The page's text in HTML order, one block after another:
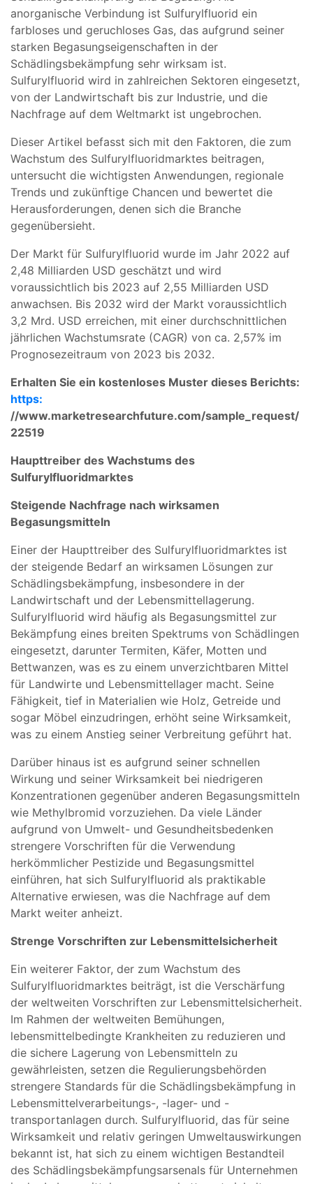
anorganische Verbindung ist Sulfurylfluorid ein
farbloses und geruchloses Gas, das aufgrund seiner
starken Begasungseigenschaften in der
Schädlingsbekämpfung sehr wirksam ist.
Sulfurylfluorid wird in zahlreichen Sektoren eingesetzt,
von der Landwirtschaft bis zur Industrie, und die
Nachfrage auf dem Weltmarkt ist ungebrochen.
Dieser Artikel befasst sich mit den Faktoren, die zum
Wachstum des Sulfurylfluoridmarktes beitragen,
untersucht die wichtigsten Anwendungen, regionale
Trends und zukünftige Chancen und bewertet die
Herausforderungen, denen sich die Branche
gegenübersieht.
Der Markt für Sulfurylfluorid wurde im Jahr 2022 auf
2,48 Milliarden USD geschätzt und wird
voraussichtlich bis 2023 auf 2,55 Milliarden USD
anwachsen. Bis 2032 wird der Markt voraussichtlich
3,2 Mrd. USD erreichen, mit einer durchschnittlichen
jährlichen Wachstumsrate (CAGR) von ca. 2,57% im
Prognosezeitraum von 2023 bis 2032.
Erhalten Sie ein kostenloses Muster dieses Berichts:
https:
//www.marketresearchfuture.com/sample_request/
22519
Haupttreiber des Wachstums des
Sulfurylfluoridmarktes
Steigende Nachfrage nach wirksamen
Begasungsmitteln
Einer der Haupttreiber des Sulfurylfluoridmarktes ist
der steigende Bedarf an wirksamen Lösungen zur
Schädlingsbekämpfung, insbesondere in der
Landwirtschaft und der Lebensmittellagerung.
Sulfurylfluorid wird häufig als Begasungsmittel zur
Bekämpfung eines breiten Spektrums von Schädlingen
eingesetzt, darunter Termiten, Käfer, Motten und
Bettwanzen, was es zu einem unverzichtbaren Mittel
für Landwirte und Lebensmittellager macht. Seine
Fähigkeit, tief in Materialien wie Holz, Getreide und
sogar Möbel einzudringen, erhöht seine Wirksamkeit,
was zu einem Anstieg seiner Verbreitung geführt hat.
Darüber hinaus ist es aufgrund seiner schnellen
Wirkung und seiner Wirksamkeit bei niedrigeren
Konzentrationen gegenüber anderen Begasungsmitteln
wie Methylbromid vorzuziehen. Da viele Länder
aufgrund von Umwelt- und Gesundheitsbedenken
strengere Vorschriften für die Verwendung
herkömmlicher Pestizide und Begasungsmittel
einführen, hat sich Sulfurylfluorid als praktikable
Alternative erwiesen, was die Nachfrage auf dem
Markt weiter anheizt.
Strenge Vorschriften zur Lebensmittelsicherheit
Ein weiterer Faktor, der zum Wachstum des
Sulfurylfluoridmarktes beiträgt, ist die Verschärfung
der weltweiten Vorschriften zur Lebensmittelsicherheit.
Im Rahmen der weltweiten Bemühungen,
lebensmittelbedingte Krankheiten zu reduzieren und
die sichere Lagerung von Lebensmitteln zu
gewährleisten, setzen die Regulierungsbehörden
strengere Standards für die Schädlingsbekämpfung in
Lebensmittelverarbeitungs-, -lager- und -
transportanlagen durch. Sulfurylfluorid, das für seine
Wirksamkeit und relativ geringen Umweltauswirkungen
bekannt ist, hat sich zu einem wichtigen Bestandteil
des Schädlingsbekämpfungsarsenals für Unternehmen